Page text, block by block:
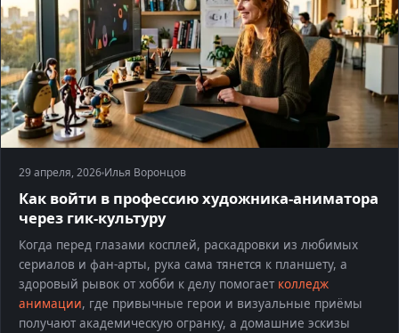
29 апреля, 2026Илья Воронцов
Как войти в профессию художника-аниматора
через гик-культуру
Когда перед глазами косплей, раскадровки из любимых
сериалов и фан-арты, рука сама тянется к планшету, а
здоровый рывок от хобби к делу помогает колледж
анимации, где привычные герои и визуальные приёмы
получают академическую огранку, а домашние эскизы